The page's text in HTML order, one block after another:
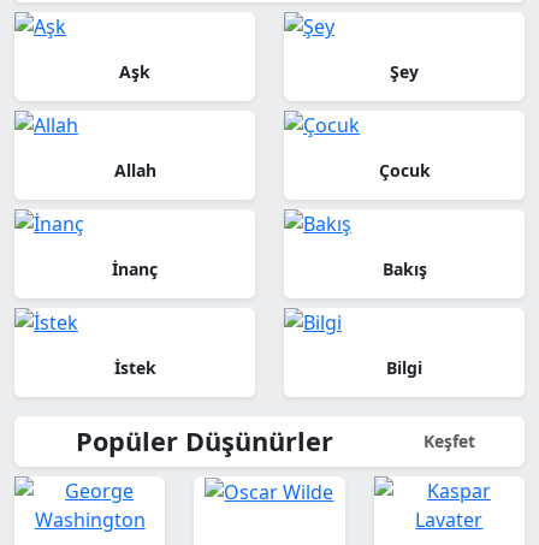
Aşk Şey
Allah Çocuk
İnanç Bakış
İstek Bilgi
Popüler Düşünürler Keşfet